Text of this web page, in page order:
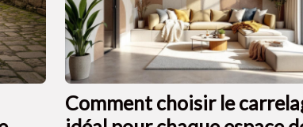
Comment choisir le